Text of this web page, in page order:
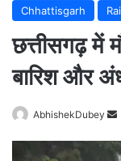
Chhattisgarh
छत्तीसगढ़ में
बारिश और
AbhishekDubey
n